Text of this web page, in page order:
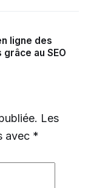
ligne des
au SEO
Les
avec *